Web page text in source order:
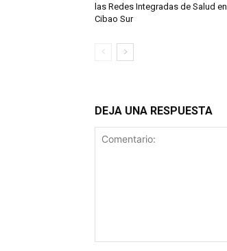
las Redes Integradas de Salud en
Cibao Sur
DEJA UNA RESPUESTA